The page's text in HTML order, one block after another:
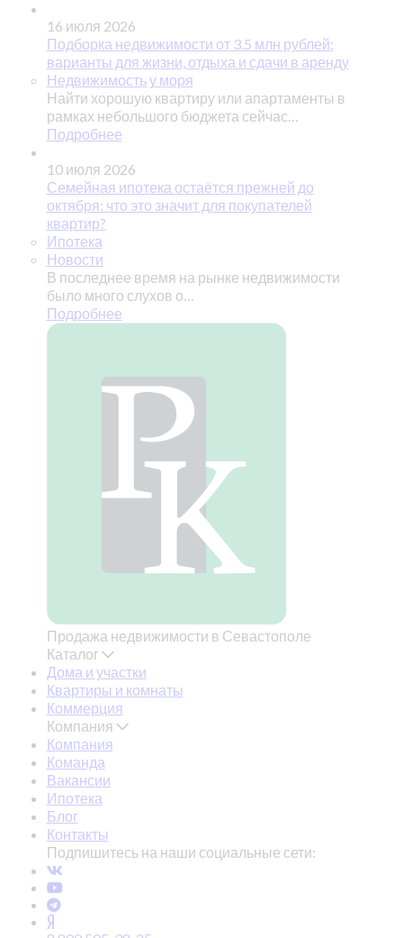
16 июля 2026
Подборка недвижимости от 3.5 млн рублей:
варианты для жизни, отдыха и сдачи в аренду
Недвижимость у моря
Найти хорошую квартиру или апартаменты в
рамках небольшого бюджета сейчас…
Подробнее
10 июля 2026
Семейная ипотека остаётся прежней до
октября: что это значит для покупателей
квартир?
Ипотека
Новости
В последнее время на рынке недвижимости
было много слухов о…
Подробнее
Продажа недвижимости в Севастополе
Каталог
Дома и участки
Квартиры и комнаты
Коммерция
Компания
Компания
Команда
Вакансии
Ипотека
Блог
Контакты
Подпишитесь на наши социальные сети: